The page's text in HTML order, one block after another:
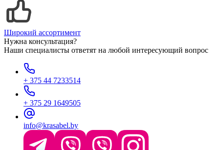
Широкий ассортимент
Нужна консультация?
Наши специалисты ответят на любой интересующий вопрос
+ 375 44 7233514
+ 375 29 1649505
info@krasabel.by